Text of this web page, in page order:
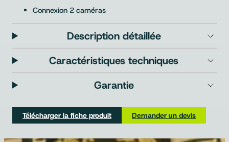
Connexion 2 caméras
Description détaillée
Caractéristiques techniques
Garantie
Télécharger la fiche produit Demander un devis